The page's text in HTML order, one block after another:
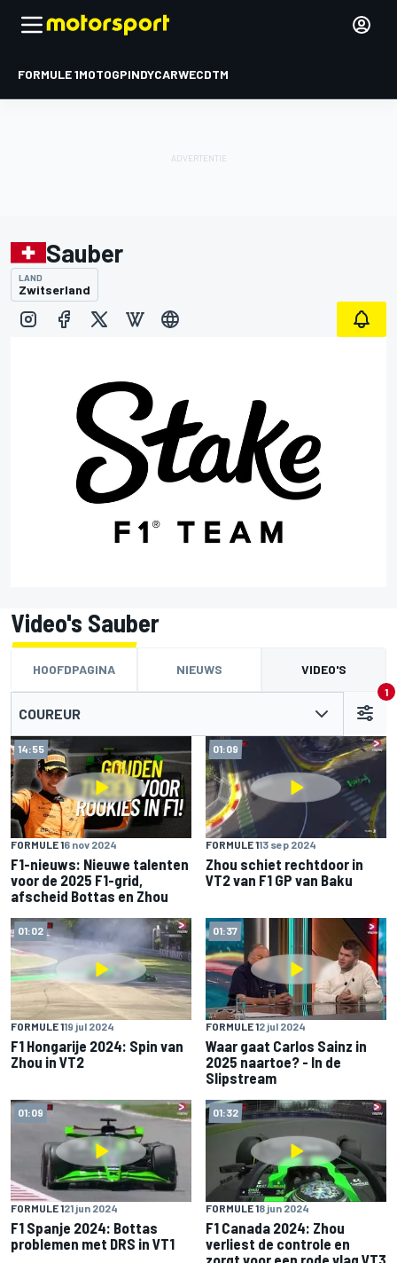
FORMULE 1MOTOGPINDYCARWECDTM
Sauber
LAND
Zwitserland
Video's Sauber
HOOFDPAGINA NIEUWS VIDEO'S
COUREUR
1
14:55
FORMULE 16 nov 2024
F1-nieuws: Nieuwe talenten
voor de 2025 F1-grid,
afscheid Bottas en Zhou
01:09
FORMULE 113 sep 2024
Zhou schiet rechtdoor in
VT2 van F1 GP van Baku
01:02
FORMULE 119 jul 2024
F1 Hongarije 2024: Spin van
Zhou in VT2
01:37
FORMULE 12 jul 2024
Waar gaat Carlos Sainz in
2025 naartoe? - In de
Slipstream
01:09
FORMULE 121 jun 2024
F1 Spanje 2024: Bottas
problemen met DRS in VT1
01:32
FORMULE 18 jun 2024
F1 Canada 2024: Zhou
verliest de controle en